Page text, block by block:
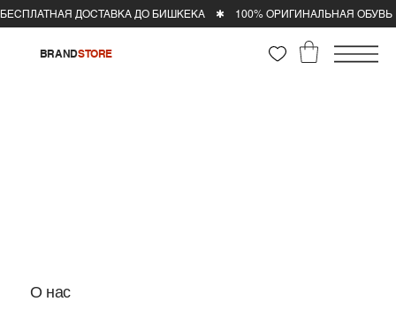
BRANDSTORE
О нас